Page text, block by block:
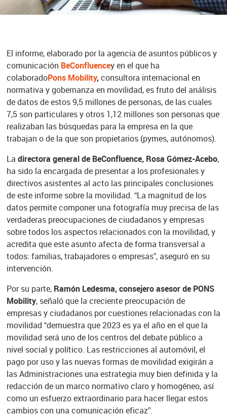
El informe, elaborado por la agencia de asuntos públicos y
comunicación BeConfluencey en el que ha
colaboradoPons Mobility,consultora internacional en
normativa y gobernanza en movilidad, es fruto del análisis
de datos de estos 9,5 millones de personas, de las cuales
7,5 son particulares y otros 1,12 millones son personas que
realizaban las búsquedas para la empresa en la que
trabajan o de la que son propietarios (pymes, autónomos).
La directora general de BeConfluence, Rosa Gómez-Acebo,
ha sido la encargada de presentar a los profesionales y
directivos asistentes al acto las principales conclusiones
de este informe sobre la movilidad. “La magnitud de los
datos permite componer una fotografía muy precisa de las
verdaderas preocupaciones de ciudadanos y empresas
sobre todos los aspectos relacionados con la movilidad, y
acredita que este asunto afecta de forma transversal a
todos: familias, trabajadores o empresas”, aseguró en su
intervención.
Por su parte, Ramón Ledesma, consejero asesor de PONS
Mobility, señaló que la creciente preocupación de
empresas y ciudadanos por cuestiones relacionadas con la
movilidad “demuestra que 2023 es ya el año en el que la
movilidad será uno de los centros del debate público a
nivel social y político. Las restricciones al automóvil, el
pago por uso y las nuevas formas de movilidad exigirán a
las Administraciones una estrategia muy bien definida y la
redacción de un marco normativo claro y homogéneo, así
como un esfuerzo extraordinario para hacer llegar estos
cambios con una comunicación eficaz”.